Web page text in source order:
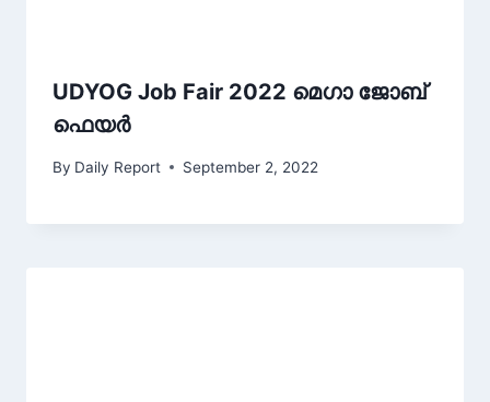
UDYOG Job Fair 2022 മെഗാ ജോബ്
ഫെയർ
By Daily Report September 2, 2022